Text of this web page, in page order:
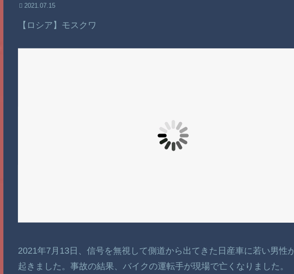
2021.07.15
【ロシア】モスクワ
2021年7月13日、信号を無視して側道から出てきた日産車に若い男性
起きました。事故の結果、バイクの運転手が現場で亡くなりました。